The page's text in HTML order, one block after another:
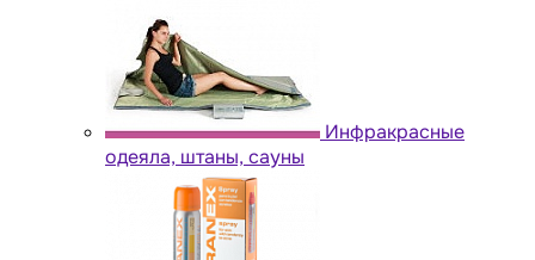
Инфракрасные
одеяла, штаны, сауны